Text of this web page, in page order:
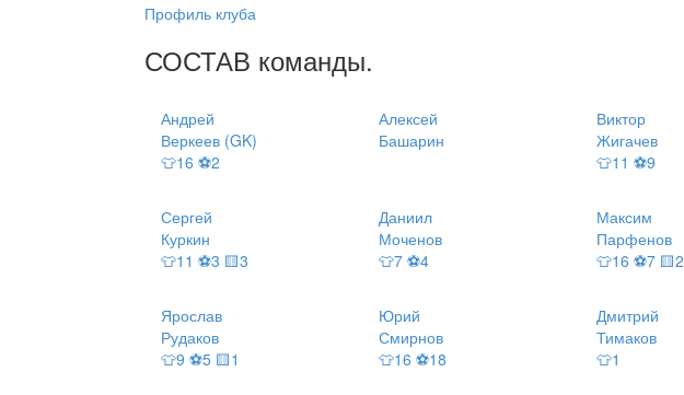
Профиль клуба
СОСТАВ команды.
Андрей
Веркеев (GK)
👕16 ⚽2
Алексей
Башарин
Виктор
Жигачев
👕11 ⚽9
Сергей
Куркин
👕11 ⚽3 🟨3
Даниил
Моченов
👕7 ⚽4
Максим
Парфенов
👕16 ⚽7 🟨2
Ярослав
Рудаков
👕9 ⚽5 🟨1
Юрий
Смирнов
👕16 ⚽18
Дмитрий
Тимаков
👕1